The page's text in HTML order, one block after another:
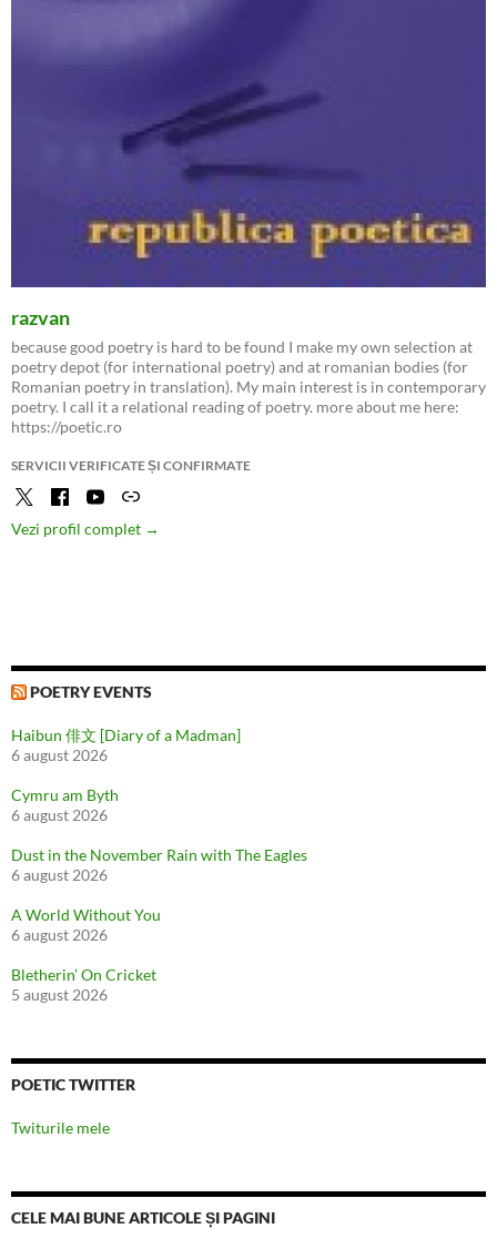
razvan
because good poetry is hard to be found I make my own selection at
poetry depot (for international poetry) and at romanian bodies (for
Romanian poetry in translation). My main interest is in contemporary
poetry. I call it a relational reading of poetry. more about me here:
https://poetic.ro
SERVICII VERIFICATE ȘI CONFIRMATE
Vezi profil complet →
POETRY EVENTS
Haibun 俳文 [Diary of a Madman]
6 august 2026
Cymru am Byth
6 august 2026
Dust in the November Rain with The Eagles
6 august 2026
A World Without You
6 august 2026
Bletherin’ On Cricket
5 august 2026
POETIC TWITTER
Twiturile mele
CELE MAI BUNE ARTICOLE ȘI PAGINI